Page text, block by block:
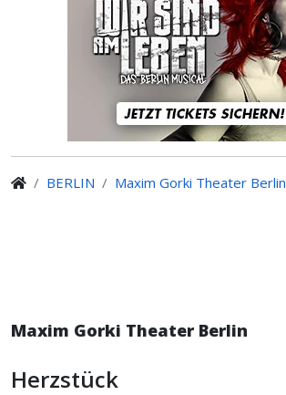
BERLIN Maxim Gorki Theater Berlin
Maxim Gorki Theater Berlin
Herzstück